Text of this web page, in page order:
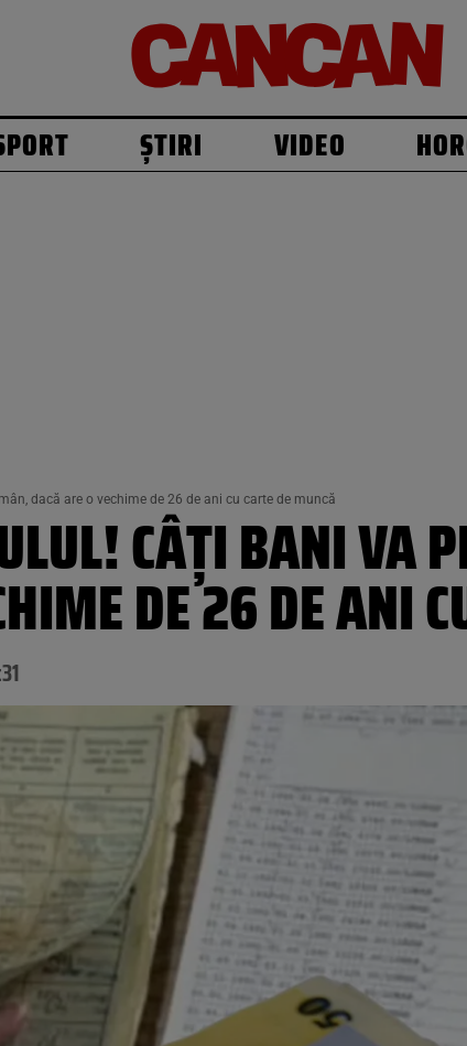
ȘTIRI VIDEO
dacă are o vechime de 26 de ani cu carte de muncă
CÂȚI BANI VA
DE 26 DE ANI